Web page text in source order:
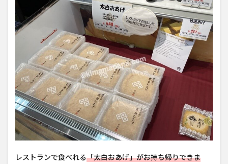
レストランで食べれる「太白おあげ」がお持ち帰りできま